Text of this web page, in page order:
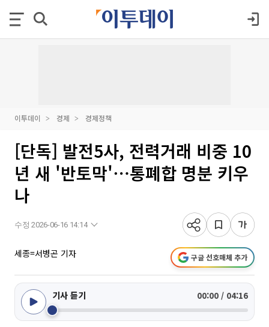
이투데이 경제 경제정책
[단독] 발전5사, 전력거래 비중 10
년 새 '반토막'⋯통폐합 명분 키우
나
수정 2026-06-16 14:14
세종=서병곤 기자 구글 선호매체 추가
기사 듣기 00:00 / 04:16